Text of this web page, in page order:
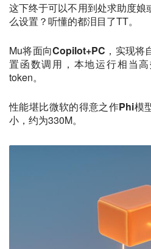
这下终于可以不用到处求助度娘
么设置？听懂的都泪目了TT。
Mu将面向Copilot+PC ，实现
置函数调用，本地运行相当
token。
性能堪比微软的得意之作Phi模
小，约为330M。